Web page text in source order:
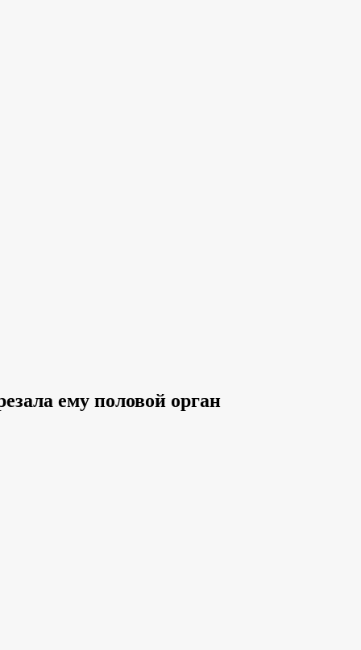
ему половой орган